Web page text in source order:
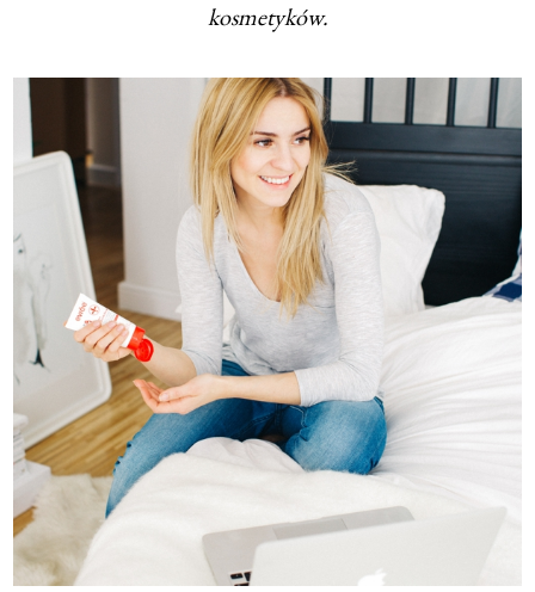
kosmetyków.